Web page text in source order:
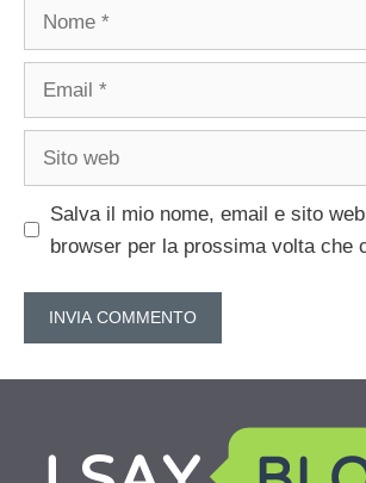
Salva il mio nome, email e sito
browser per la prossima volta che